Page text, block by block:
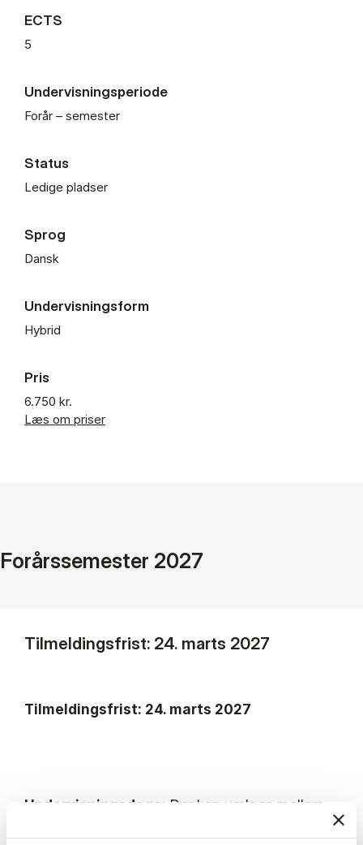
ECTS
5
Undervisningsperiode
Forår – semester
Status
Ledige pladser
Sprog
Dansk
Undervisningsform
Hybrid
Pris
6.750 kr.
Læs om priser
Forårssemester 2027
Tilmeldingsfrist: 24. marts 2027
Tilmeldingsfrist: 24. marts 2027
Undervisningsdage: Der kan vælges mellem